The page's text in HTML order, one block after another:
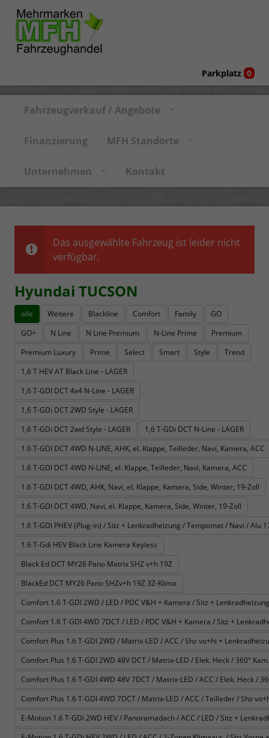
Parkplatz 0
Fahrzeugverkauf / Angebote
Finanzierung MFH Standorte
Unternehmen Kontakt
Das ausgewählte Fahrzeug ist leider nicht
verfügbar.
Hyundai TUCSON
alle Weitere Blackline Comfort Family
GO
GO+
N Line N Line Premium N-Line Prime
Premium
Premium Luxury
Prime Select Smart Style
Trend
1,6 T HEV AT Black Line - LAGER
1,6 T-GDI DCT 4x4 N-Line - LAGER
1,6 T-GDi DCT 2WD Style - LAGER
1,6 T-GDi DCT 2wd Style - LAGER
1,6 T-GDi DCT N-Line - LAGER
1.6 T-GDI DCT 4WD N-LINE, AHK, el. Klappe, Teilleder, Navi, Kamera, ACC
1.6 T-GDI DCT 4WD N-LINE, el. Klappe, Teilleder, Navi, Kamera, ACC
1.6 T-GDI DCT 4WD, AHK, Navi, el. Klappe, Kamera, Side, Winter, 19-Zoll
1.6 T-GDI DCT 4WD, Navi, el. Klappe, Kamera, Side, Winter, 19-Zoll
1.6 T-GDI PHEV (Plug-in) / Sitz + Lenkradheizung / Tempomat / Navi / Alu
1.6 T-Gdi HEV Black Line Kamera Keyless
Black Ed DCT MY26 Pano Matrix SHZ v+h 19Z
BlackEd DCT MY26 Pano SHZv+h 19Z 3Z-Klima
Comfort 1.6 T-GDI 2WD / LED / PDC V&H + Kamera / Sitz +
Comfort 1.6 T-GDI 4WD 7DCT / LED / PDC V&H + Kamera / Sitz +
Comfort Plus 1.6 T-GDI 2WD / Matrix-LED / ACC / Shz vo+hi +
Comfort Plus 1.6 T-GDI 2WD 48V DCT / Matrix-LED / Elek. Heck / 360°
Comfort Plus 1.6 T-GDI 4WD 48V 7DCT / Matrix-LED / ACC / Elek. Heck /
Comfort Plus 1.6 T-GDI 4WD 7DCT / Matrix-LED / ACC / Teilleder / Shz
E-Motion 1.6 T-GDi 2WD HEV / Panoramadach / ACC / LED / Sitz +